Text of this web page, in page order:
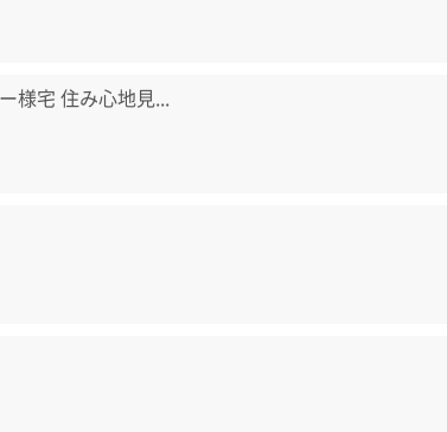
様宅 住み心地見...